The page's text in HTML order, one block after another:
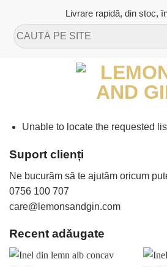
content
Livrare rapidă, din stoc,
Caută
după:
Unable to locate the requested
Suport clienți
Ne bucurăm să te ajutăm oricum
0756 100 707
care@lemonsandgin.com
Recent adăugate